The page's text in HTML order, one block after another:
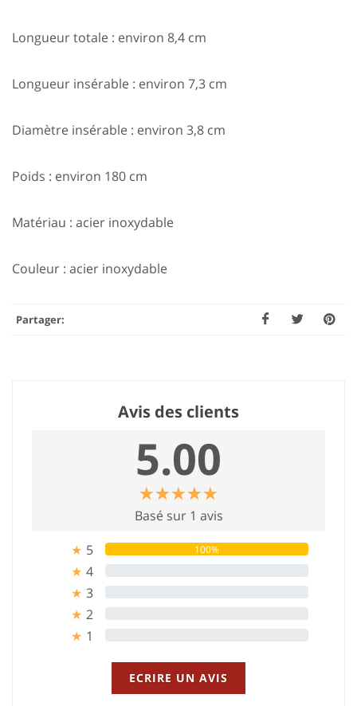
Longueur totale : environ 8,4 cm
Longueur insérable : environ 7,3 cm
Diamètre insérable : environ 3,8 cm
Poids : environ 180 cm
Matériau : acier inoxydable
Couleur : acier inoxydable
Partager:
Avis des clients
5.00
☆☆☆☆☆
★★★★★
Basé sur 1 avis
★ 5 100%
★ 4
★ 3
★ 2
★ 1
ECRIRE UN AVIS